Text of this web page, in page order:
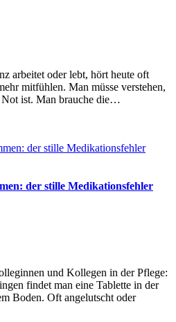
arbeitet oder lebt, hört heute oft
mitfühlen. Man müsse verstehen,
Not ist. Man brauche die…
der stille Medikationsfehler
und Kollegen in der Pflege:
findet man eine Tablette in der
Boden. Oft angelutscht oder